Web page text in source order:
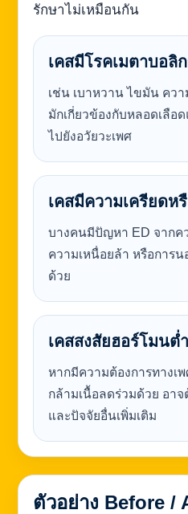
รักษาไม่เหมือนกัน
เคสมีโรคเมตาบอลิ
เช่น เบาหวาน ไขมัน คว
มักเกี่ยวข้องกับหลอดเลือ
ไปยังอวัยวะเพศ
เคสมีความเครียดห
บางคนมีปัญหา ED จากค
ความเหนื่อยล้า หรือการ
ด้วย
เคสสงสัยฮอร์โมนต่ำ
หากมีความต้องการทางเ
กล้ามเนื้อลดร่วมด้วย อาจ
และปัจจัยอื่นเพิ่มเติม
ตัวอย่าง Before /